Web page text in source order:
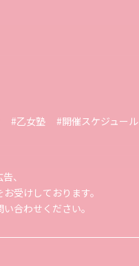
#乙女塾 #開催スケジュール
、
受けしております。
い合わせください。